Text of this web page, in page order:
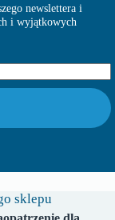
newslettera i
i wyjątkowych
sklepu